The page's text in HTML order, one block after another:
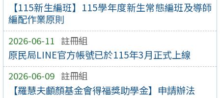
【115新生編班】115學年度新生常態編班及導師
編配作業原則
2026-06-11 註冊組
原民局LINE官方帳號已於115年3月正式上線
2026-06-09 註冊組
【羅慧夫顱顏基金會得福獎助學金】申請辦法